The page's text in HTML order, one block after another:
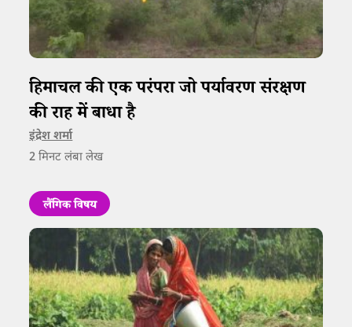
हिमाचल की एक परंपरा जो पर्यावरण संरक्षण
की राह में बाधा है
इंद्रेश शर्मा
2 मिनट लंबा लेख
लैंगिक विषय